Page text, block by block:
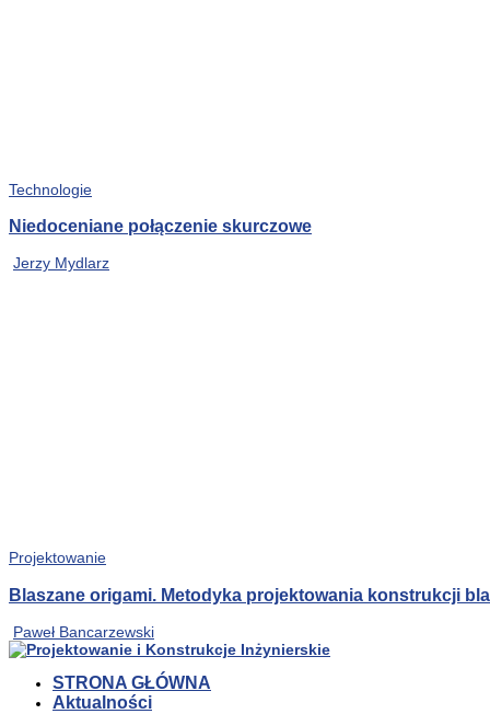
Technologie
Niedoceniane połączenie skurczowe
Jerzy Mydlarz
Projektowanie
Blaszane origami. Metodyka projektowania konstrukcji
Paweł Bancarzewski
STRONA GŁÓWNA
Aktualności